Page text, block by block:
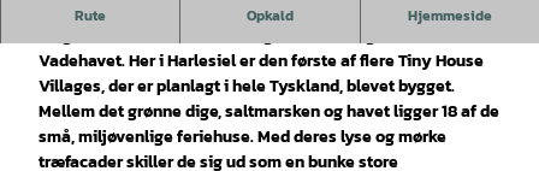
Rute Opkald Hjemmeside
I Østfrisland ved Nordsøen kan feriegæster leje Tiny Houses
Vadehavet. Her i Harlesiel er den første af flere Tiny House
Villages, der er planlagt i hele Tyskland, blevet bygget.
Mellem det grønne dige, saltmarsken og havet ligger 18 af de
små, miljøvenlige feriehuse. Med deres lyse og mørke
træfacader skiller de sig ud som en bunke store